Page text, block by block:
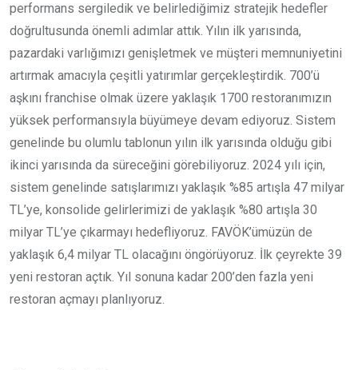
performans sergiledik ve belirlediğimiz stratejik hedefler
doğrultusunda önemli adımlar attık. Yılın ilk yarısında,
pazardaki varlığımızı genişletmek ve müşteri memnuniyetini
artırmak amacıyla çeşitli yatırımlar gerçekleştirdik. 700’ü
aşkını franchise olmak üzere yaklaşık 1700 restoranımızın
yüksek performansıyla büyümeye devam ediyoruz. Sistem
genelinde bu olumlu tablonun yılın ilk yarısında olduğu gibi
ikinci yarısında da süreceğini görebiliyoruz. 2024 yılı için,
sistem genelinde satışlarımızı yaklaşık %85 artışla 47 milyar
TL’ye, konsolide gelirlerimizi de yaklaşık %80 artışla 30
milyar TL’ye çıkarmayı hedefliyoruz. FAVÖK’ümüzün de
yaklaşık 6,4 milyar TL olacağını öngörüyoruz. İlk çeyrekte 39
yeni restoran açtık. Yıl sonuna kadar 200’den fazla yeni
restoran açmayı planlıyoruz.